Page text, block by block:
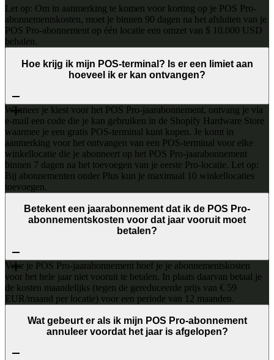
Let op: Om in aanmerking te komen voor korting op je POS Pro-
abonnementskosten, moet je binnen 90 dagen na het afsluiten van je
POS Pro-abonnement op één locatie een omzet van $ 10.000 USD
behalen.
Hoe krijg ik mijn POS-terminal? Is er een limiet aan
hoeveel ik er kan ontvangen?
Wanneer je kiest voor het POS Pro-jaarabonnement, ontvang je via
e-mail een code die je kan gebruiken in de Shopify Hardware Store
waarmee je een gratis POS-terminal kunt kopen. Je komt in
aanmerking voor het ontvangen van een POS-terminal voor elke
winkellocatie die je abonneert op het POS Pro-jaarabonnement
binnen 7 dagen na het toevoegen van je eerste Pro-locatie. Let op:
Bij abonnementen onder Plus kun je maximaal 10 winkellocaties
toevoegen.
Betekent een jaarabonnement dat ik de POS Pro-
abonnementskosten voor dat jaar vooruit moet
betalen?
Voor je POS Pro-jaarabonnement hoef je je abonnementskosten
voor het hele jaar niet vooruit te betalen. In plaats daarvan betaal je
de kosten maandelijks (tegen de gereduceerde prijs van € 59
EUR/maand per locatie) voor een periode van 12 maanden.
Wat gebeurt er als ik mijn POS Pro-abonnement
annuleer voordat het jaar is afgelopen?